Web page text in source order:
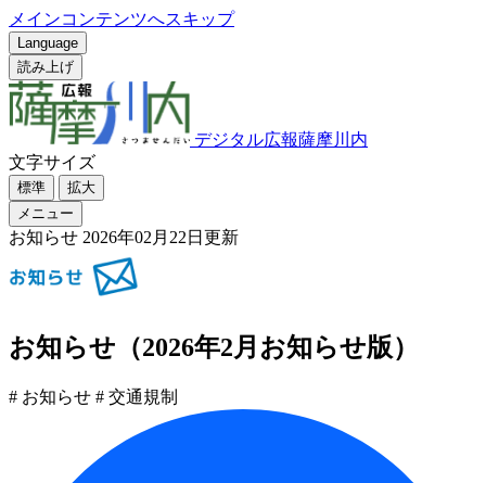
メインコンテンツへスキップ
Language
読み上げ
デジタル広報薩摩川内
文字サイズ
標準
拡大
メニュー
お知らせ 2026年02月22日更新
お知らせ（2026年2月お知らせ版）
# お知らせ # 交通規制